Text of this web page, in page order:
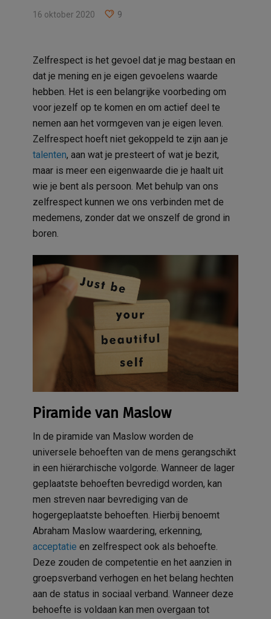
16 oktober 2020 9
Zelfrespect is het gevoel dat je mag bestaan en
dat je mening en je eigen gevoelens waarde
hebben. Het is een belangrijke voorbeding om
voor jezelf op te komen en om actief deel te
nemen aan het vormgeven van je eigen leven.
Zelfrespect hoeft niet gekoppeld te zijn aan je
talenten, aan wat je presteert of wat je bezit,
maar is meer een eigenwaarde die je haalt uit
wie je bent als persoon. Met behulp van ons
zelfrespect kunnen we ons verbinden met de
medemens, zonder dat we onszelf de grond in
boren.
Piramide van Maslow
In de piramide van Maslow worden de
universele behoeften van de mens gerangschikt
in een hiërarchische volgorde. Wanneer de lager
geplaatste behoeften bevredigd worden, kan
men streven naar bevrediging van de
hogergeplaatste behoeften. Hierbij benoemt
Abraham Maslow waardering, erkenning,
acceptatie en zelfrespect ook als behoefte.
Deze zouden de competentie en het aanzien in
groepsverband verhogen en het belang hechten
aan de status in sociaal verband. Wanneer deze
behoefte is voldaan kan men overgaan tot